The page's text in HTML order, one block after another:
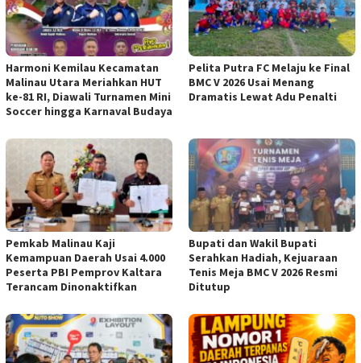
Harmoni Kemilau Kecamatan
Malinau Utara Meriahkan HUT
ke-81 RI, Diawali Turnamen Mini
Soccer hingga Karnaval Budaya
Pelita Putra FC Melaju ke Final
BMC V 2026 Usai Menang
Dramatis Lewat Adu Penalti
Pemkab Malinau Kaji
Kemampuan Daerah Usai 4.000
Peserta PBI Pemprov Kaltara
Terancam Dinonaktifkan
Bupati dan Wakil Bupati
Serahkan Hadiah, Kejuaraan
Tenis Meja BMC V 2026 Resmi
Ditutup